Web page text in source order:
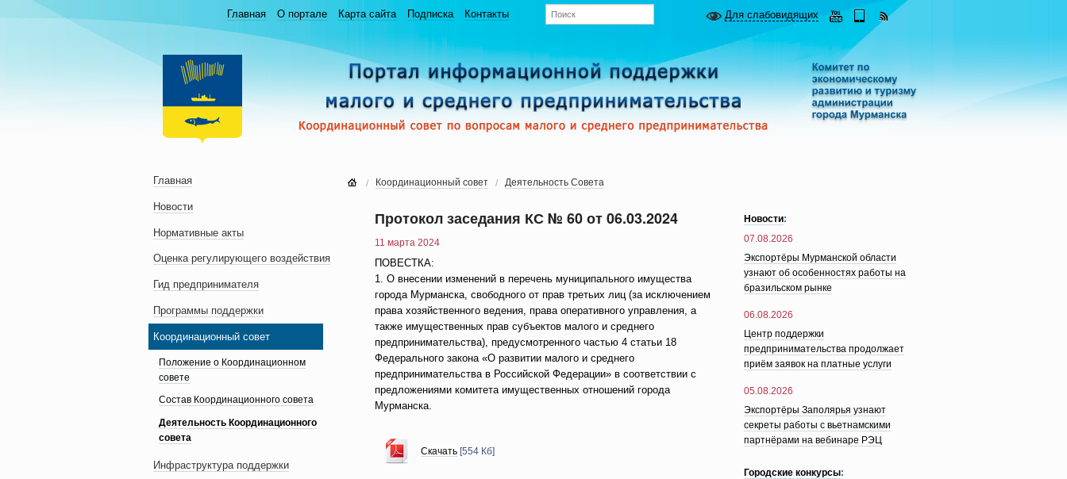
Главная О портале Карта сайта Подписка Контакты Для слабовидящих
Главная
Новости
Нормативные акты
Оценка регулирующего воздействия
Гид предпринимателя
Программы поддержки
Координационный совет
Положение о Координационном
совете
Состав Координационного совета
Деятельность Координационного
совета
Инфраструктура поддержки
Координационный совет Деятельность Совета
Протокол заседания КС № 60 от 06.03.2024
11 марта 2024
ПОВЕСТКА:
1. О внесении изменений в перечень муниципального имущества
города Мурманска, свободного от прав третьих лиц (за исключением
права хозяйственного ведения, права оперативного управления, а
также имущественных прав субъектов малого и среднего
предпринимательства), предусмотренного частью 4 статьи 18
Федерального закона «О развитии малого и среднего
предпринимательства в Российской Федерации» в соответствии с
предложениями комитета имущественных отношений города
Мурманска.
Скачать[554 Кб]
Новости:
07.08.2026
Экспортёры Мурманской области
узнают об особенностях работы на
бразильском рынке
06.08.2026
Центр поддержки
предпринимательства продолжает
приём заявок на платные услуги
05.08.2026
Экспортёры Заполярья узнают
секреты работы с вьетнамскими
партнёрами на вебинаре РЭЦ
Городские конкурсы: